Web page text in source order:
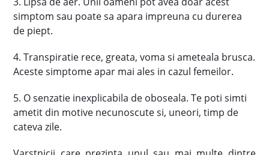
simptom sau poate sa apara impreuna cu durerea
de piept.
4. Transpiratie rece, greata, voma si ameteala brusca.
Aceste simptome apar mai ales in cazul femeilor.
5. O senzatie inexplicabila de oboseala. Te poti simti
ametit din motive necunoscute si, uneori, timp de
cateva zile.